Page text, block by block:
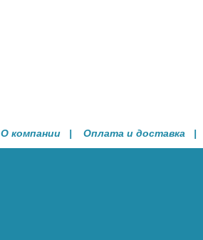
О компании | Оплата и доставка |